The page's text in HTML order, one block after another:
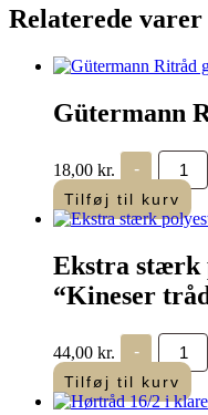
Relaterede varer
Gütermann
18,00 kr. -
Ritråd
-
gul
-
m
antal
Tilføj til kurv
Ekstra stærk
“Kineser
44,00 kr. -
Ekstra
stærk
-
Tilføj til kurv